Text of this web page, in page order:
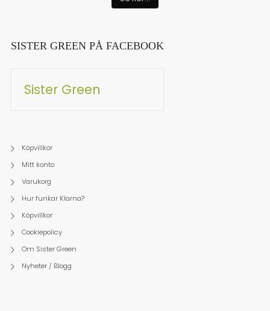
SISTER GREEN PÅ FACEBOOK
Sister Green
Köpvillkor
Mitt konto
Varukorg
Hur funkar Klarna?
Köpvillkor
Cookiepolicy
Om Sister Green
Nyheter / Blogg